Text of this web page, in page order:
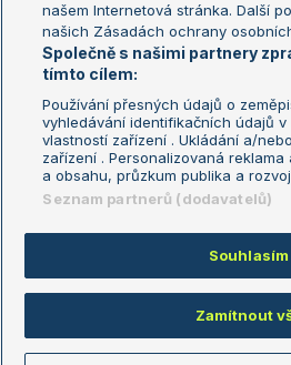
Livesport Daily
LS Prague Open
Podmínky užití
GDPR a žurnalistika
Reklama
Kontakt
údajů
Copyright © 2008-2026 TenisPortal.cz.
našem Internetová stránka. Další
našich Zásadách ochrany
Společně s našimi partnery
tímto cílem:
Používání přesných údajů o
vyhledávání identifikačních údajů
vlastností zařízení . Ukládání a/
zařízení . Personalizovaná
a obsahu, průzkum publika a
Seznam partnerů (dodavatelů)
Souhlasím
Zamítnout